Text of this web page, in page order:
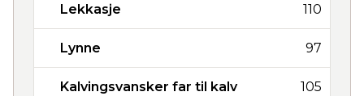
Lekkasje 110
Lynne 97
Kalvingsvansker far til kalv 105